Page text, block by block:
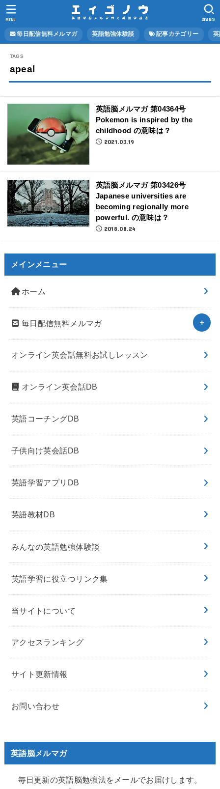
毎日配信無料メルマガ 英語勉強体験談 記事カテゴリー
SEARCH
MENU
apeal
英語脳メルマガ 第04364号
Pokemon is inspired by the
childhood の意味は？
2021.03.19
英語脳メルマガ 第03426号
Japanese universities are
becoming regionally more
powerful. の意味は？
2018.08.24
メインメニュー
ホーム
毎日配信無料メルマガ
オンライン英会話無料お試しレッスン
オンライン英会話DB
英語コーチングDB
子供向け英会話DB
英語学習アプリDB
英語教材DB
みんなの英語勉強体験談
英語学習に役立つリンク集
当サイトについて
アクセスランキング
サイト更新情報
お問い合わせ
英語脳メルマガ
毎日更新の英語脳勉強法をメールでお届けします。